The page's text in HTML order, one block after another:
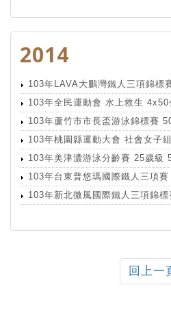
2014
103年LAVA大鵬灣鐵人三項錦標
103年全民運動會 水上救生 4x50
103年蘆竹市市長盃游泳錦標賽
103年桃園縣運動大會 社會女子
103年美津濃游泳分齡賽 25歲級
103年台東普悠瑪國際鐵人三項
103年新北微風國際鐵人三項錦
回上一